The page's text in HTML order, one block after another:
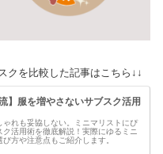
クを比較した記事はこちら↓↓
】服を増やさないサブスク活用
ゃれも妥協しない。ミニマリストにぴ
ク活用術を徹底解説！実際にゆるミニ
方や注意点もご紹介します。